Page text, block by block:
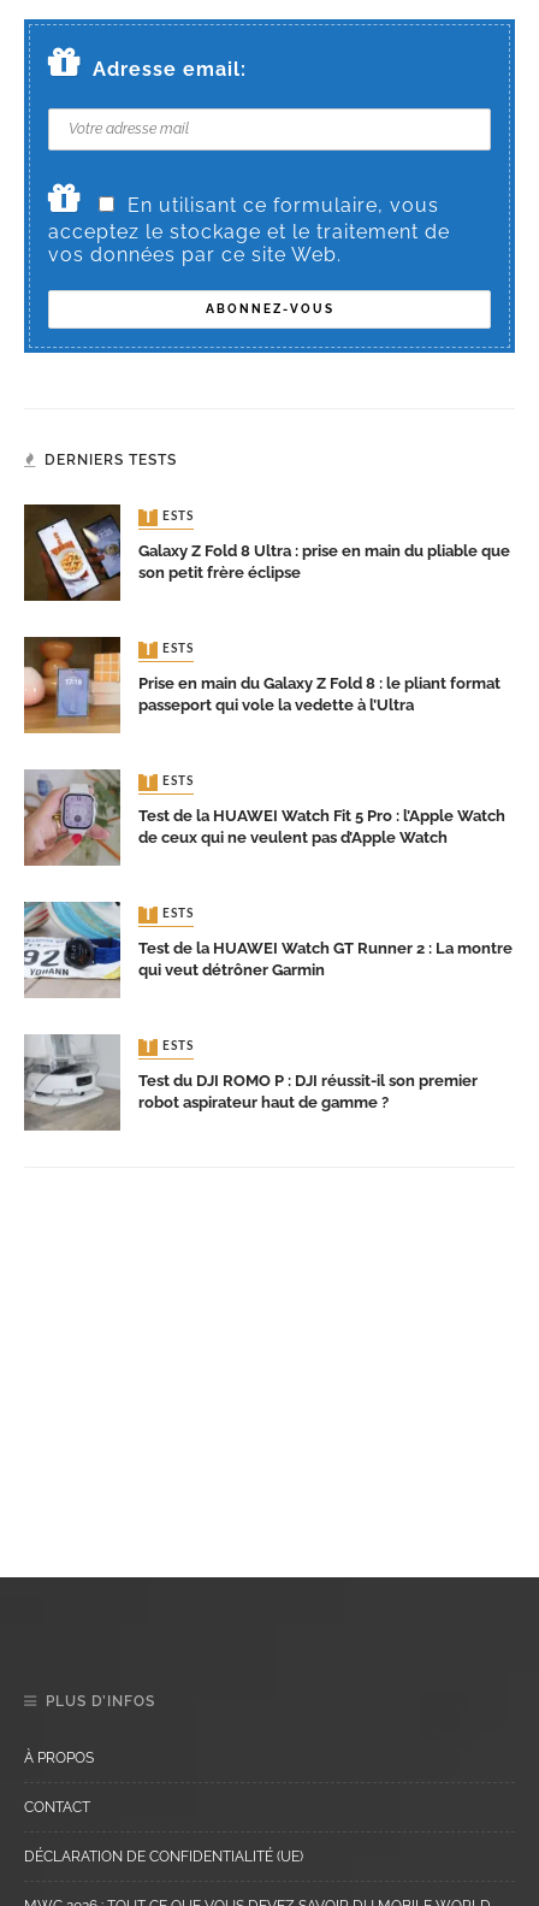
Adresse email:
En utilisant ce formulaire, vous
acceptez le stockage et le traitement de
vos données par ce site Web.
DERNIERS TESTS
TESTS
Galaxy Z Fold 8 Ultra : prise en main du pliable que
son petit frère éclipse
TESTS
Prise en main du Galaxy Z Fold 8 : le pliant format
passeport qui vole la vedette à l’Ultra
TESTS
Test de la HUAWEI Watch Fit 5 Pro : l’Apple Watch
de ceux qui ne veulent pas d’Apple Watch
TESTS
Test de la HUAWEI Watch GT Runner 2 : La montre
qui veut détrôner Garmin
TESTS
Test du DJI ROMO P : DJI réussit-il son premier
robot aspirateur haut de gamme ?
PLUS D’INFOS
À PROPOS
CONTACT
DÉCLARATION DE CONFIDENTIALITÉ (UE)